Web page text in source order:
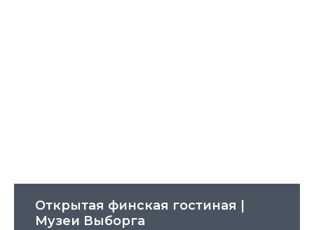
Открытая финская гостиная |
Музеи Выборга